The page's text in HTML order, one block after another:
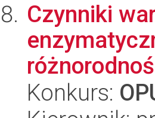
Czynniki
Konkurs: